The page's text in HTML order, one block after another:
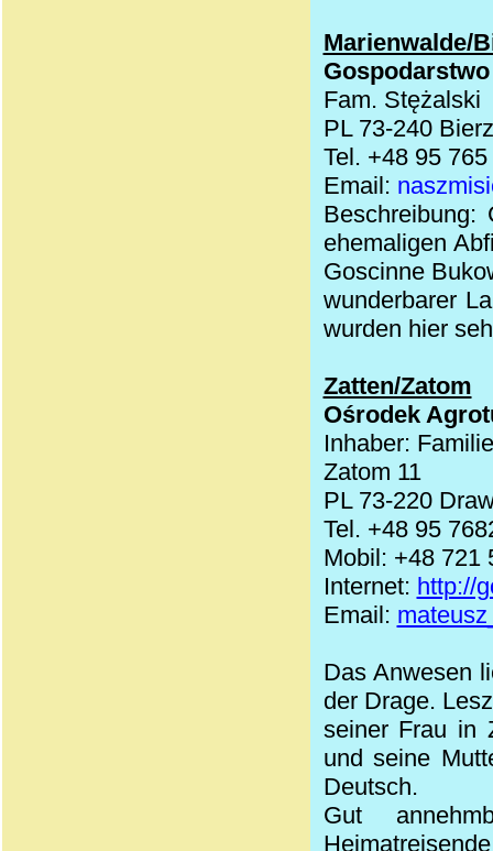
Marienwalde/
Fam. Stężalski
PL 73-240
Tel. +48 95
Email:
ehemaligen
Goscinne
wunderbarer
wurden hier
Zatten/Zatom
Ośrodek
Inhaber:
Zatom 11
PL 73-220
Tel. +48 95
Mobil: +48 721
Internet: http://
Email:
Das Anwesen
der Drage.
seiner Frau in
und seine
Deutsch.
Gut